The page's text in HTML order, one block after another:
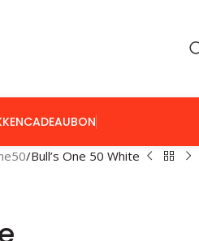
CADEAUBON
Bull’s One 50 White